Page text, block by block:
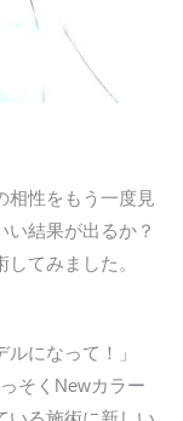
相性をもう一度見
結果が出るか？
てみました。
になって！」
そくNewカラー